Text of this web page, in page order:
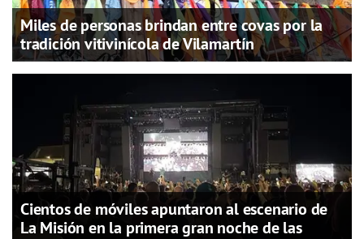
Miles de personas brindan entre covas por la
tradición vitivinícola de Vilamartín
Cientos de móviles apuntaron al escenario de
La Misión en la primera gran noche de las